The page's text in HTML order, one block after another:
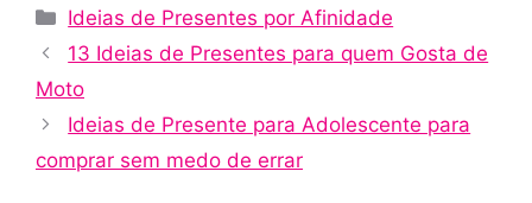
Categorias
Ideias de Presentes por Afinidade
13 Ideias de Presentes para quem Gosta de
Moto
Ideias de Presente para Adolescente para
comprar sem medo de errar